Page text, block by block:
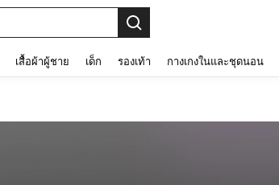
เสื้อผ้าผู้ชาย เด็ก รองเท้า กางเกงในและชุดนอน